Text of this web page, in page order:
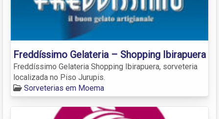
Freddíssimo Gelateria – Shopping Ibirapuera
Freddíssimo Gelateria Shopping Ibirapuera, sorveteria
localizada no Piso Jurupis.
Sorveterias em Moema